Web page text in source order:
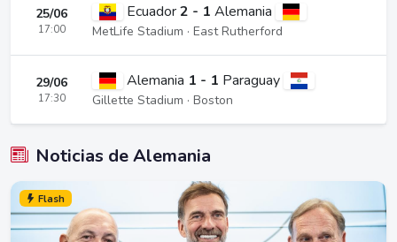
25/06
17:00
Ecuador2 - 1 Alemania
MetLife Stadium · East Rutherford
29/06
17:30
Alemania 1 - 1 Paraguay
Gillette Stadium · Boston
Noticias de Alemania
Flash